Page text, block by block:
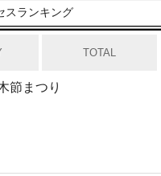
スランキング
TOTAL
節まつり